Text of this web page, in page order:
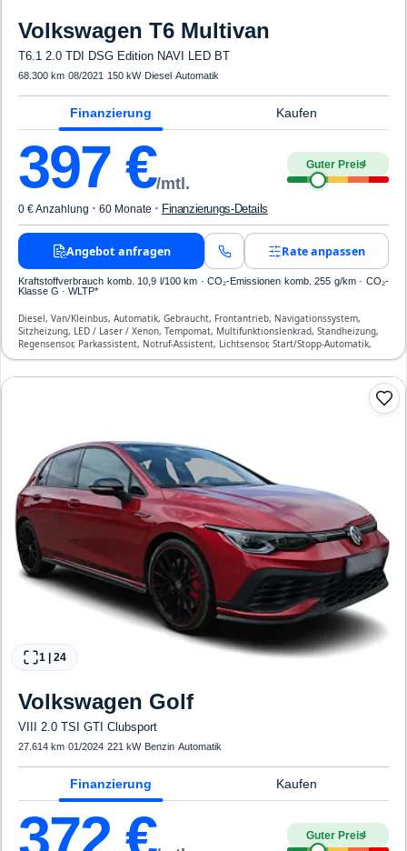
Volkswagen T6 Multivan
T6.1 2.0 TDI DSG Edition NAVI LED BT
68.300 km·08/2021 · 150 kW· Diesel·Automatik
Finanzierung Kaufen
397 €/mtl.
Guter Preis4
0 € Anzahlung · 60 Monate · Finanzierungs-Details
Angebot anfragen Rate anpassen
Kraftstoffverbrauch komb. 10,9 l/100 km · CO₂-Emissionen komb. 255 g/km · CO₂-
Klasse G · WLTP*
Diesel, Van/Kleinbus, Automatik, Gebraucht, Frontantrieb, Navigationssystem,
Sitzheizung, LED / Laser / Xenon, Tempomat, Multifunktionslenkrad, Standheizung,
Regensensor, Parkassistent, Notruf-Assistent, Lichtsensor, Start/Stopp-Automatik,
Bluetooth, Freisprecheinrichtung, Verkehrszeichen-Erkennung, ESP, ABS,
1 24
Volkswagen Golf
VIII 2.0 TSI GTI Clubsport
27.614 km·01/2024·221 kW· Benzin·Automatik
Finanzierung Kaufen
Guter Preis4